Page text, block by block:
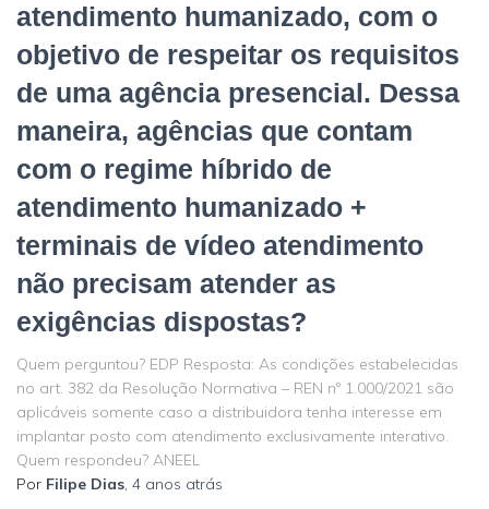
atendimento humanizado, com o
objetivo de respeitar os requisitos
de uma agência presencial. Dessa
maneira, agências que contam
com o regime híbrido de
atendimento humanizado +
terminais de vídeo atendimento
não precisam atender as
exigências dispostas?
Quem perguntou? EDP Resposta: As condições estabelecidas
no art. 382 da Resolução Normativa – REN nº 1.000/2021 são
aplicáveis somente caso a distribuidora tenha interesse em
implantar posto com atendimento exclusivamente interativo.
Quem respondeu? ANEEL
Por Filipe Dias, 4 anos atrás